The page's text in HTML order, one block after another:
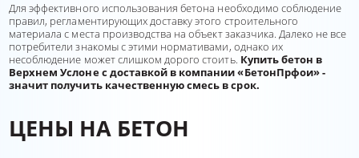
Для эффективного использования бетона необходимо соблюдение
правил, регламентирующих доставку этого строительного
материала с места производства на объект заказчика. Далеко не все
потребители знакомы с этими нормативами, однако их
несоблюдение может слишком дорого стоить. Купить бетон в
Верхнем Услоне с доставкой в компании «БетонПрфои» -
значит получить качественную смесь в срок.
ЦЕНЫ НА БЕТОН